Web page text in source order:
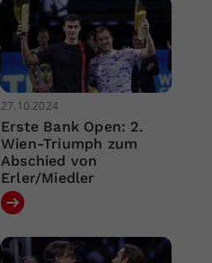
27.10.2024
Erste Bank Open: 2.
Wien-Triumph zum
Abschied von
Erler/Miedler